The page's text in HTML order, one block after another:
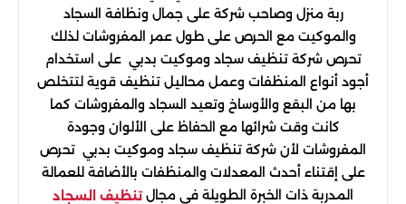
ربة منزل وصاحب شركة على جمال ونظافة السجاد
والموكيت مع الحرص على طول عمر المفروشات لذلك
تحرص شركة تنظيف سجاد وموكيت بدبي على استخدام
أجود أنواع المنظفات وعمل محاليل تنظيف قوية لتتخلص
بها من البقع والأوساخ وتعيد السجاد والمفروشات كما
كانت وقت شرائها مع الحفاظ على الألوان وجودة
المفروشات لأن شركة تنظيف سجاد وموكيت بدبي تحرص
على إقتناء أحدث المعدلات والمنظفات بالأضافة للعمالة
المدربة ذات الخبرة الطويلة في مجالتنظيف السجاد